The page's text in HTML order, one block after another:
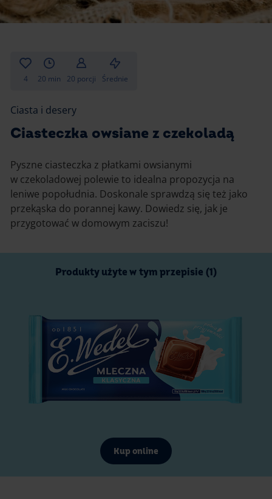
Zupy i kremy
Inne
Ciasta i desery
Napoje i koktajle
Gotowanie
Desery i przekąski
4 20 min 20 porcji Średnie
Ciasta i desery
Ciasteczka owsiane z czekoladą
Pyszne ciasteczka z płatkami owsianymi
w czekoladowej polewie to idealna propozycja na
leniwe popołudnia. Doskonale sprawdzą się też jako
przekąska do porannej kawy. Dowiedz się, jak je
przygotować w domowym zaciszu!
Produkty użyte w tym przepisie (1)
Kup online